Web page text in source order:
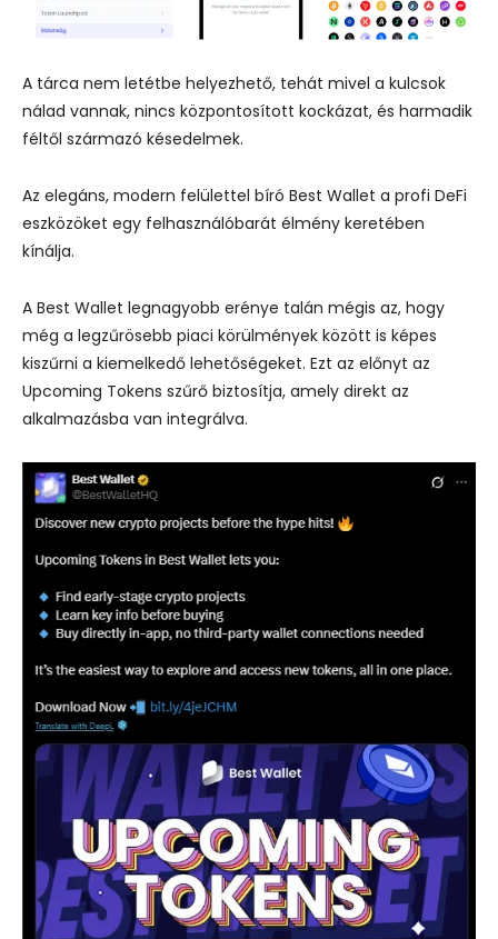
A tárca nem letétbe helyezhető, tehát mivel a kulcsok
nálad vannak, nincs központosított kockázat, és harmadik
féltől származó késedelmek.
Az elegáns, modern felülettel bíró Best Wallet a profi DeFi
eszközöket egy felhasználóbarát élmény keretében
kínálja.
A Best Wallet legnagyobb erénye talán mégis az, hogy
még a legzűrösebb piaci körülmények között is képes
kiszűrni a kiemelkedő lehetőségeket. Ezt az előnyt az
Upcoming Tokens szűrő biztosítja, amely direkt az
alkalmazásba van integrálva.